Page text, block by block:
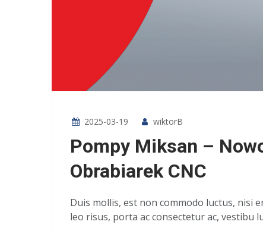
2025-03-19 wiktorB
Pompy Miksan –
Obrabiarek CNC
Duis mollis, est non commodo luctus, nisi
leo risus, porta ac consectetur ac, vestibu